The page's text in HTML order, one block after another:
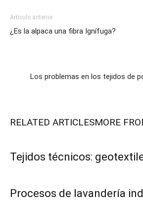
Artículo anterior
¿Es la alpaca una fibra Ignífuga?
Los problemas en los tejidos de
RELATED ARTICLESMORE
Tejidos técnicos:
Procesos de lavandería